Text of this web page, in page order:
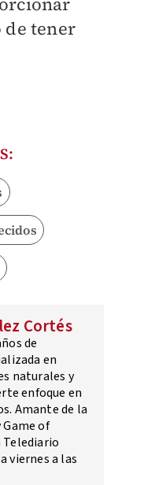
de tener
Cortés
de
en
naturales y
enfoque en
Amante de la
of
Telediario
viernes a las